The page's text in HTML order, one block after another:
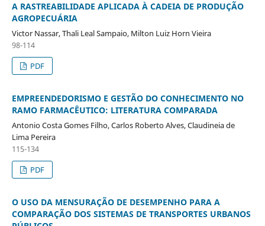
A RASTREABILIDADE APLICADA À CADEIA DE PRODUÇÃO
AGROPECUÁRIA
Victor Nassar, Thali Leal Sampaio, Milton Luiz Horn Vieira
98-114
PDF
EMPREENDEDORISMO E GESTÃO DO CONHECIMENTO NO
RAMO FARMACÊUTICO: LITERATURA COMPARADA
Antonio Costa Gomes Filho, Carlos Roberto Alves, Claudineia de
Lima Pereira
115-134
PDF
O USO DA MENSURAÇÃO DE DESEMPENHO PARA A
COMPARAÇÃO DOS SISTEMAS DE TRANSPORTES URBANOS